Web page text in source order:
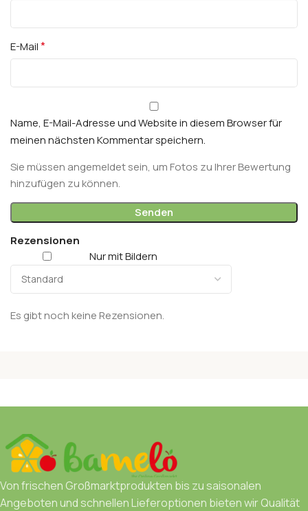
Rezensionen
Nur mit Bildern
Es gibt noch keine Rezensionen.
E-Mail*
Name, E-Mail-Adresse und Website in diesem Browser für
meinen nächsten Kommentar speichern.
Sie müssen angemeldet sein, um Fotos zu Ihrer Bewertung
hinzufügen zu können.
Von frischen Großmarktprodukten bis zu saisonalen
Angeboten und schnellen Lieferoptionen bieten wir Qualität